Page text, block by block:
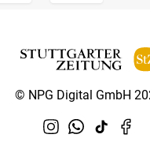
© NPG Digital GmbH